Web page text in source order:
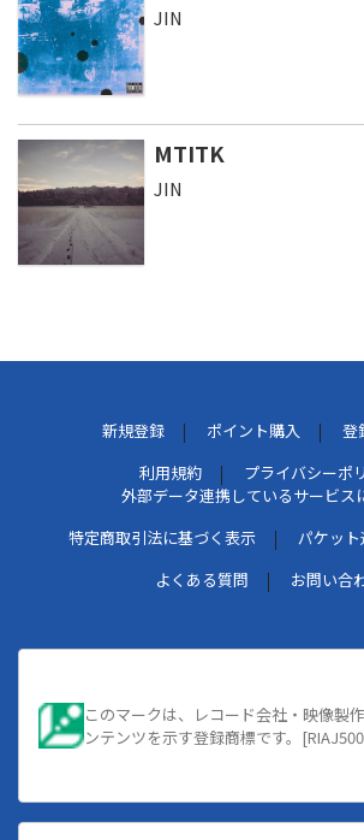
JIN
MTITK
JIN
新規登録 ポイント購入
登
利用規約
プライバシーポ
外部データ連携しているサービス
特定商取引法に基づく表示
パケッ
よくある質問
お問い合
このマークは、レコード会社・映像製
ンテンツを示す登録商標です。